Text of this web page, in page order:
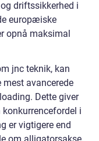
driftssikkerhed i
europæiske
opnå maksimal
jnc teknik, kan
mest avancerede
Dette giver
i
er vigtigere end
om alligatorsakse,